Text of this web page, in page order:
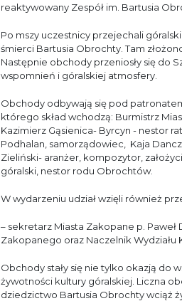
reaktywowany Zespół im. Bartusia
Po mszy uczestnicy przejechali
śmierci Bartusia Obrochty. Tam
Następnie obchody przeniosły się do
wspomnień i góralskiej atmosfery.
Obchody odbywają się pod
którego skład wchodzą: Burmistrz
Kazimierz Gąsienica- Byrcyn - nestor
Podhalan, samorządowiec, Kaja
Zieliński- aranżer, kompozytor,
góralski, nestor rodu Obrochtów.
W wydarzeniu udział wzięli również
– sekretarz Miasta Zakopane p.
Zakopanego oraz Naczelnik Wydziału
Obchody stały się nie tylko okazją do
żywotności kultury góralskiej. Liczna
dziedzictwo Bartusia Obrochty wciąż